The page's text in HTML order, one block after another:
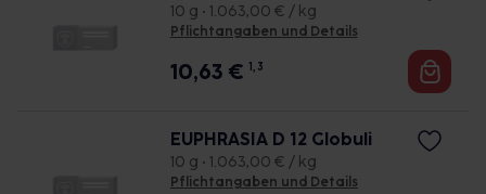
10 g • 1.063,00 € / kg
Pflichtangaben und Details
10,63 € 1, 3
EUPHRASIA D 12 Globuli
10 g • 1.063,00 € / kg
Pflichtangaben und Details